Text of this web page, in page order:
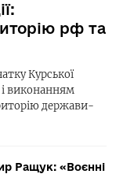
рф та
Курської
і виконанням
держави-
Ращук: «Воєнні